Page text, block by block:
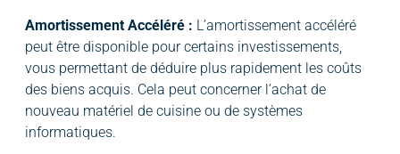
Amortissement Accéléré : L’amortissement accéléré
peut être disponible pour certains investissements,
vous permettant de déduire plus rapidement les coûts
des biens acquis. Cela peut concerner l’achat de
nouveau matériel de cuisine ou de systèmes
informatiques.